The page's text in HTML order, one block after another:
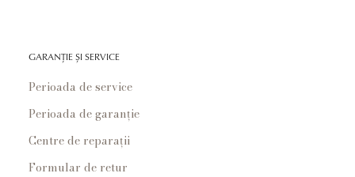
GARANȚIE ȘI SERVICE
Perioada de service
Perioada de garanție
Centre de reparații
Formular de retur